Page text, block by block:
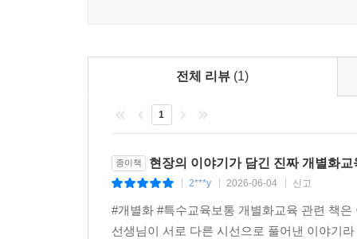
전체 리뷰 (1)
1
종이책 현장의 이야기가 담긴 진짜 개별화교
2***y 2026-06-04 신고
#개별화 #특수교육보통 개별화교육 관련 책
선생님이 서로 다른 시선으로 풀어낸 이야기